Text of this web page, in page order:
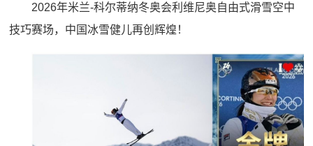
2026年米兰-科尔蒂纳冬奥会利维尼奥自由式滑雪空中
技巧赛场，中国冰雪健儿再创辉煌！